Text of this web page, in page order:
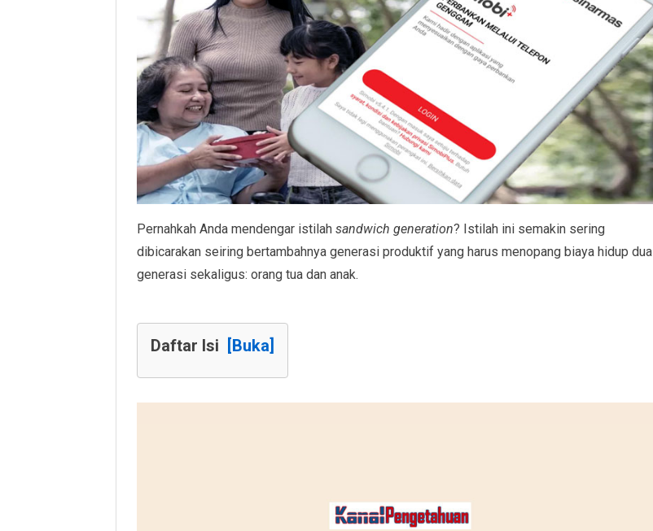
Pernahkah Anda mendengar istilah sandwich generation? Istilah ini semakin sering
dibicarakan seiring bertambahnya generasi produktif yang harus menopang biaya hidup dua
generasi sekaligus: orang tua dan anak.
Daftar Isi [Buka]